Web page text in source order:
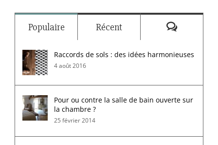
Populaire Récent
Raccords de sols : des idées harmonieuses
4 août 2016
Pour ou contre la salle de bain ouverte sur
la chambre ?
25 février 2014